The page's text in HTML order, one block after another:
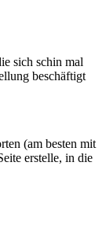
sich schin mal
beschäftigt
(am besten mit
erstelle, in die